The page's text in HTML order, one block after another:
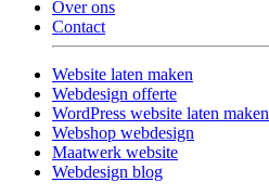
Over ons
Contact
Website laten maken
Webdesign offerte
WordPress website laten maken
Webshop webdesign
Maatwerk website
Webdesign blog